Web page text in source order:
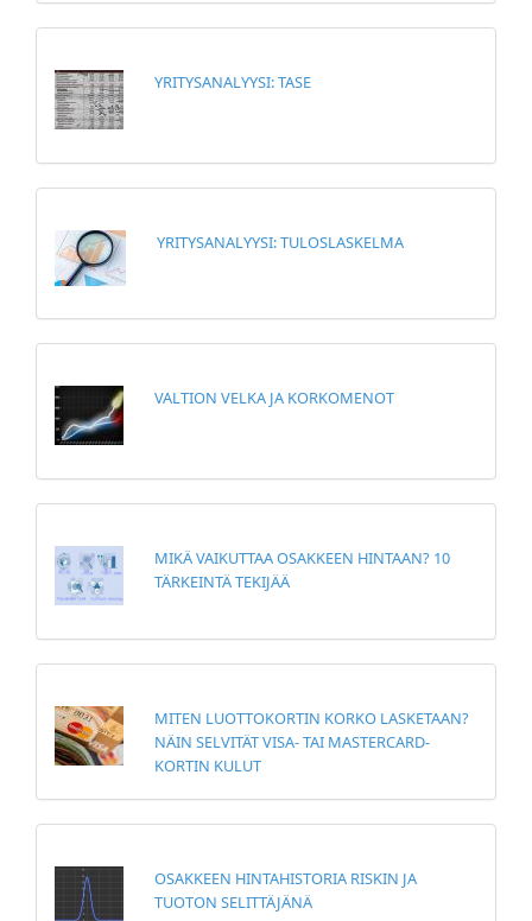
YRITYSANALYYSI: TASE
YRITYSANALYYSI: TULOSLASKELMA
VALTION VELKA JA KORKOMENOT
MIKÄ VAIKUTTAA OSAKKEEN HINTAAN? 10
TÄRKEINTÄ TEKIJÄÄ
MITEN LUOTTOKORTIN KORKO LASKETAAN?
NÄIN SELVITÄT VISA- TAI MASTERCARD-
KORTIN KULUT
OSAKKEEN HINTAHISTORIA RISKIN JA
TUOTON SELITTÄJÄNÄ